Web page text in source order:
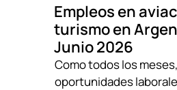
Empleos en
turismo en
Junio 2026
Como todos los
oportunidades